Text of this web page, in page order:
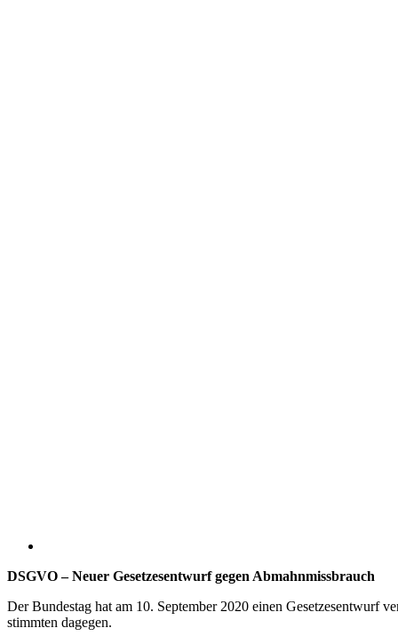
DSGVO – Neuer Gesetzesentwurf gegen Abmahnmissbrauch
Der Bundestag hat am 10. September 2020 einen Gesetzesentwurf
stimmten dagegen.